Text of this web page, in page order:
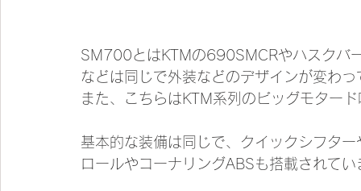
SM700とはKTMの690SMCRやハスクバ
などは同じで外装などのデザインが変わ
また、こちらはKTM系列のビッグモター
基本的な装備は同じで、クイックシフタ
ロールやコーナリングABSも搭載されてい